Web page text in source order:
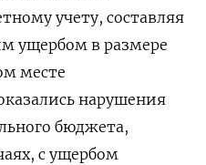
учету, составляя
ущербом в размере
месте
нарушения
бюджета,
с ущербом